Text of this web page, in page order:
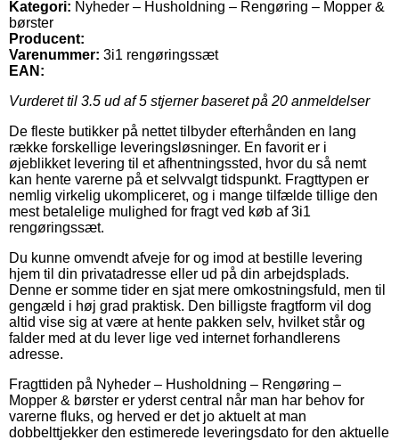
Kategori: Nyheder – Husholdning – Rengøring – Mopper &
børster
Producent:
Varenummer: 3i1 rengøringssæt
EAN:
Vurderet til 3.5 ud af 5 stjerner baseret på 20 anmeldelser
De fleste butikker på nettet tilbyder efterhånden en lang
række forskellige leveringsløsninger. En favorit er i
øjeblikket levering til et afhentningssted, hvor du så nemt
kan hente varerne på et selvvalgt tidspunkt. Fragttypen er
nemlig virkelig ukompliceret, og i mange tilfælde tillige den
mest betalelige mulighed for fragt ved køb af 3i1
rengøringssæt.
Du kunne omvendt afveje for og imod at bestille levering
hjem til din privatadresse eller ud på din arbejdsplads.
Denne er somme tider en sjat mere omkostningsfuld, men til
gengæld i høj grad praktisk. Den billigste fragtform vil dog
altid vise sig at være at hente pakken selv, hvilket står og
falder med at du lever lige ved internet forhandlerens
adresse.
Fragttiden på Nyheder – Husholdning – Rengøring –
Mopper & børster er yderst central når man har behov for
varerne fluks, og herved er det jo aktuelt at man
dobbelttjekker den estimerede leveringsdato for den aktuelle